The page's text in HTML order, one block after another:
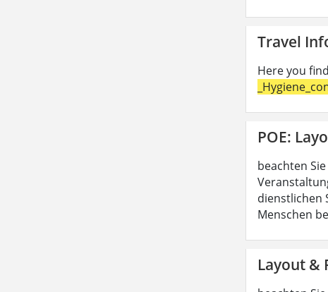
Travel
Here you
POE:
beachten
dienstlichen
Menschen
Layout &